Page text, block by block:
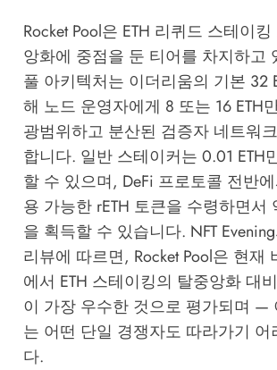
Rocket Pool은 ETH 리퀴드 스테이
앙화에 중점을 둔 티어를 차지하고
풀 아키텍처는 이더리움의 기본 32
해 노드 운영자에게 8 또는 16 ETH
광범위하고 분산된 검증자 네트워
합니다. 일반 스테이커는 0.01 ETH
할 수 있으며, DeFi 프로토콜 전반
용 가능한 rETH 토큰을 수령하면서
을 획득할 수 있습니다. NFT
리뷰에 따르면, Rocket Pool은 현재
에서 ETH 스테이킹의 탈중앙화 대
이 가장 우수한 것으로 평가되며 —
는 어떤 단일 경쟁자도 따라가기 어
다.